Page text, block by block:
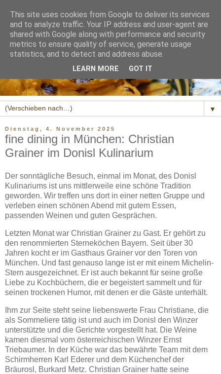
▼
Dienstag, 4. November 2025
fine dining in München: Christian
Grainer im Donisl Kulinarium
Der sonntägliche Besuch, einmal im Monat, des Donisl
Kulinariums ist uns mittlerweile eine schöne Tradition
geworden. Wir treffen uns dort in einer netten Gruppe und
verleben einen schönen Abend mit gutem Essen,
passenden Weinen und guten Gesprächen.
Letzten Monat war Christian Grainer zu Gast. Er gehört zu
den renommierten Sterneköchen Bayern. Seit über 30
Jahren kocht er im Gasthaus Grainer vor den Toren von
München. Und fast genauso lange ist er mit einem Michelin-
Stern ausgezeichnet. Er ist auch bekannt für seine große
Liebe zu Kochbüchern, die er begeistert sammelt und für
seinen trockenen Humor, mit denen er die Gäste unterhält.
Ihm zur Seite steht seine liebenswerte Frau Christiane, die
als Sommeliere tätig ist und auch im Donisl den Winzer
unterstützte und die Gerichte vorgestellt hat. Die Weine
kamen diesmal vom österreichischen Winzer Ernst
Triebaumer. In der Küche war das bewährte Team mit dem
Schirmherren Karl Ederer und dem Küchenchef der
Bräurosl, Burkard Metz. Christian Grainer hatte seine
This site uses cookies from Google to deliver its services
and to analyze traffic. Your IP address and user-agent are
shared with Google along with performance and security
metrics to ensure quality of service, generate usage
statistics, and to detect and address abuse.
LEARN MORE GOT IT